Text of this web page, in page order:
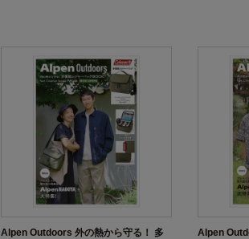
Alpen Outdoors 外の熱から守る！ 多
Alpen